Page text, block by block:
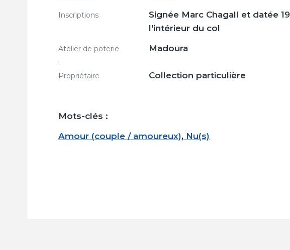
Inscriptions
Signée Marc Chagall et datée
l'intérieur du col
Atelier de poterie Madoura
Propriétaire Collection particulière
Mots-clés :
Amour (couple / amoureux), Nu(s)